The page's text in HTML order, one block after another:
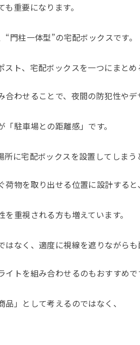
重要になります。
門柱一体型”の宅配ボックスです。
スト、宅配ボックスを一つにまと
合わせることで、夜間の防犯性やデ
駐車場との距離感」です。
所に宅配ボックスを設置してしま
物を取り出せる位置に設計すると
重視される方も増えています。
はなく、適度に視線を遮りながら
トを組み合わせるのもおすすめで
」として考えるのではなく、